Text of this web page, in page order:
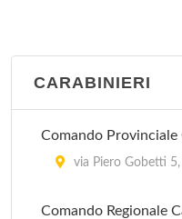
CARABINIERI
Comando
via Piero Gobetti 5,
Comando Regionale